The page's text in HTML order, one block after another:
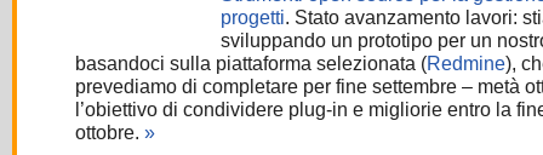
progetti. Stato avanzamento lavori:
sviluppando un prototipo per un
basandoci sulla piattaforma selezionata (Redmine),
prevediamo di completare per fine settembre – metà
l’obiettivo di condividere plug-in e migliorie entro la
ottobre. »